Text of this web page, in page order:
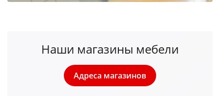
Наши магазины мебели
Адреса магазинов